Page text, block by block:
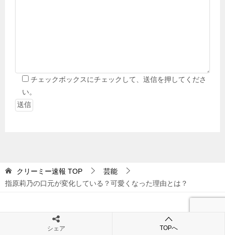
チェックボックスにチェックして、送信を押してくださ
い。
クリーミー速報 TOP
芸能
指原莉乃の口元が変化している？可愛くなった理由とは？
シェア TOPへ